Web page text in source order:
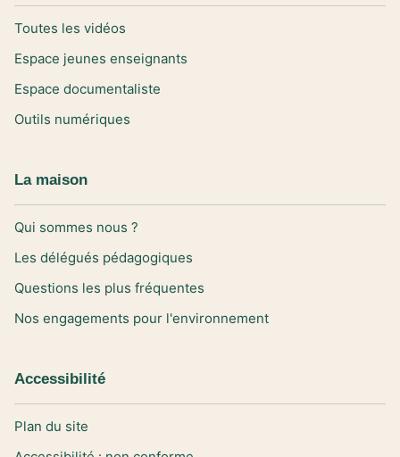
Toutes les vidéos
Espace jeunes enseignants
Espace documentaliste
Outils numériques
La maison
Qui sommes nous ?
Les délégués pédagogiques
Questions les plus fréquentes
Nos engagements pour l'environnement
Accessibilité
Plan du site